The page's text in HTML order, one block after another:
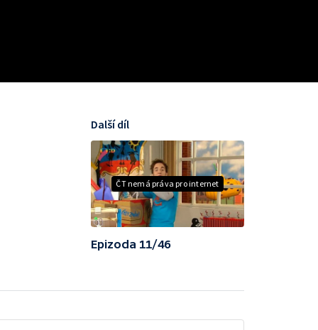
ČT nemá práva pro internet
Další díl
Epizoda 11/46